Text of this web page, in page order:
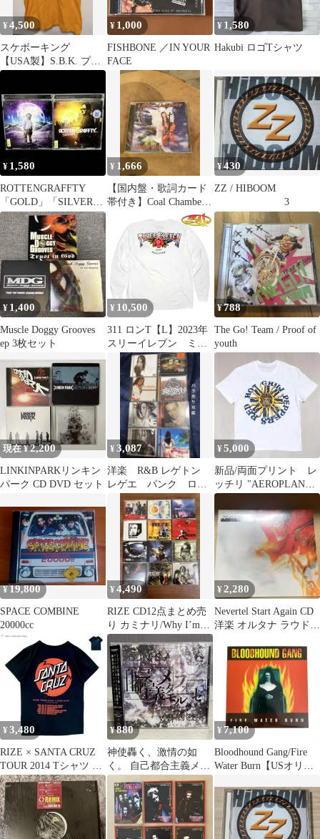
¥4,500
スケボーキング
【USA製】S.B.K. プリ
ントTシャツ イエロー
¥ 1,000
FISHBONE ／IN YOUR
FACE
¥ 1,580
Hakubi ロゴTシャツ
¥ 1,580
ROTTENGRAFFTY
「GOLD」「SILVER」
2枚セット
¥ 1,666
【国内盤・歌詞カード
帯付き】Coal Chamber
¥430
ZZ / HIBOOM
3
¥ 1,400
Muscle Doggy Grooves
ep 3枚セット
¥ 10,500
311 ロンT【L】2023年
スリーイレブン ミク
スチャー ⚠️難あり
¥788
The Go! Team / Proof of
youth
現在 ¥2,200
LINKINPARKリンキン
パーク CD DVD セット
¥3,087
洋楽 R&B レゲトン
レゲエ パンク ロッ
ク ミクスチャー ハ
ードコア ダンス
¥5,000
新品/両面プリント レ
ッチリ "AEROPLANE"
1996 ツアーTシャツ
¥19,800
SPACE COMBINE
20000cc
¥4,490
RIZE CD12点まとめ売
り カミナリ/Why I’m
Me/名盤多数！
¥2,280
Nevertel Start Again CD
洋楽 オルタナ ラウドロ
¥ 3,480
RIZE × SANTA CRUZ
TOUR 2014 Tシャツ L
（M相当）
¥880
神使轟く、激情の如
く。 自己都合主義メタ
モルフォーゼ Type-A 帯
付 美品
¥ 7,100
Bloodhound Gang/Fire
Water Burn【USオリジ